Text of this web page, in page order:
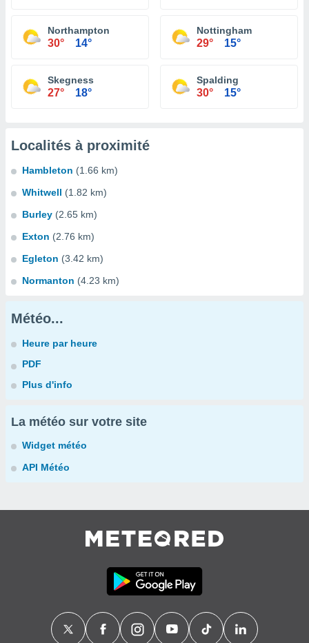
Northampton
30° 14°
Nottingham
29° 15°
Skegness
27° 18°
Spalding
30° 15°
Localités à proximité
Hambleton (1.66 km)
Whitwell (1.82 km)
Burley (2.65 km)
Exton (2.76 km)
Egleton (3.42 km)
Normanton (4.23 km)
Météo...
Heure par heure
PDF
Plus d'info
La météo sur votre site
Widget météo
API Météo